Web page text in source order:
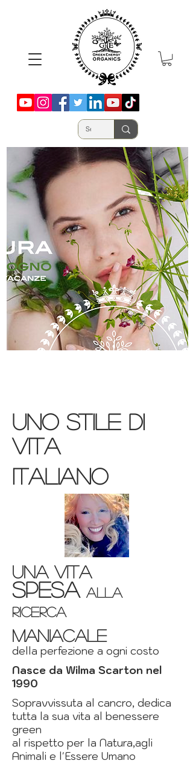
uno stile di
vita
ITALIANO
UNa vita
spesa alla
ricerca
maniacale
della perfezione a ogni costo
Nasce da Wilma Scarton nel
1990
Sopravvissuta al cancro, dedica
tutta la sua vita al benessere
green
al rispetto per la Natura,agli
Animali e l'Essere Umano